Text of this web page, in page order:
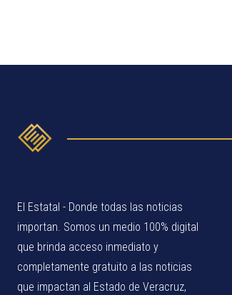
El Estatal - Donde todas las noticias
importan. Somos un medio 100% digital
que brinda acceso inmediato y
completamente gratuito a las noticias
que impactan al Estado de Veracruz,